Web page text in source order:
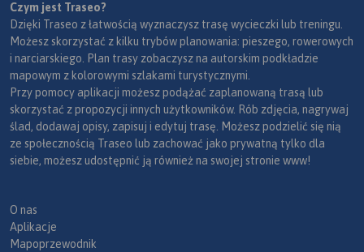
Czym jest Traseo?
Dzięki Traseo z łatwością wyznaczysz trasę wycieczki lub treningu.
Możesz skorzystać z kilku trybów planowania: pieszego, rowerowych
i narciarskiego. Plan trasy zobaczysz na autorskim podkładzie
mapowym z kolorowymi szlakami turystycznymi.
Przy pomocy aplikacji możesz podążać zaplanowaną trasą lub
skorzystać z propozycji innych użytkowników. Rób zdjęcia, nagrywaj
ślad, dodawaj opisy, zapisuj i edytuj trasę. Możesz podzielić się nią
ze społecznością Traseo lub zachować jako prywatną tylko dla
siebie, możesz udostępnić ją również na swojej stronie www!
O nas
Aplikacje
Mapoprzewodnik